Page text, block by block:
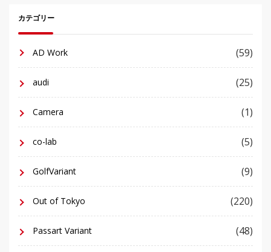
カテゴリー
AD Work (59)
audi (25)
Camera (1)
co-lab (5)
GolfVariant (9)
Out of Tokyo (220)
Passart Variant (48)